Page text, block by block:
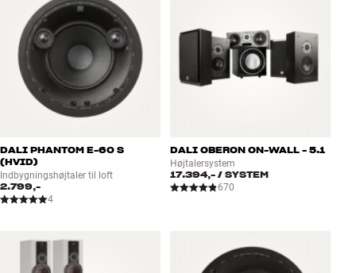
DALI PHANTOM E-60 S
(HVID)
Indbygningshøjtaler til loft
2.799,-
4
DALI OBERON ON-WALL - 5.1
Højtalersystem
17.394,- / SYSTEM
670